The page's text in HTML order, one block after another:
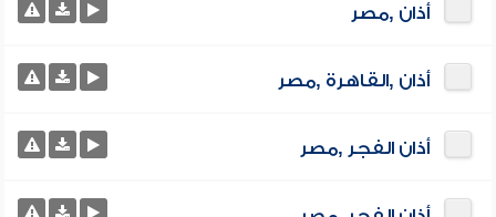
أذان ,مصر
أذان ,القاهرة ,مصر
أذان الفجر ,مصر